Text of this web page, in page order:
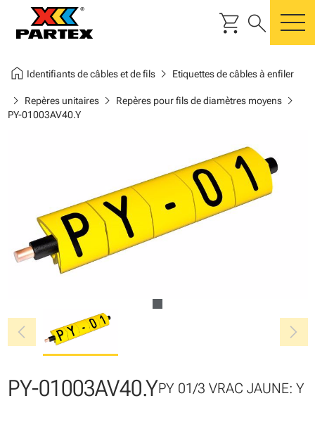
shopping_cart search
home Identifiants de câbles et de filschevron_right Etiquettes de câbles à enfiler
chevron_right Repères unitaireschevron_right Repères pour fils de diamètres moyenschevron_right
PY-01003AV40.Y
chevron_left chevron_right
PY-01003AV40.YPY 01/3 VRAC JAUNE: Y